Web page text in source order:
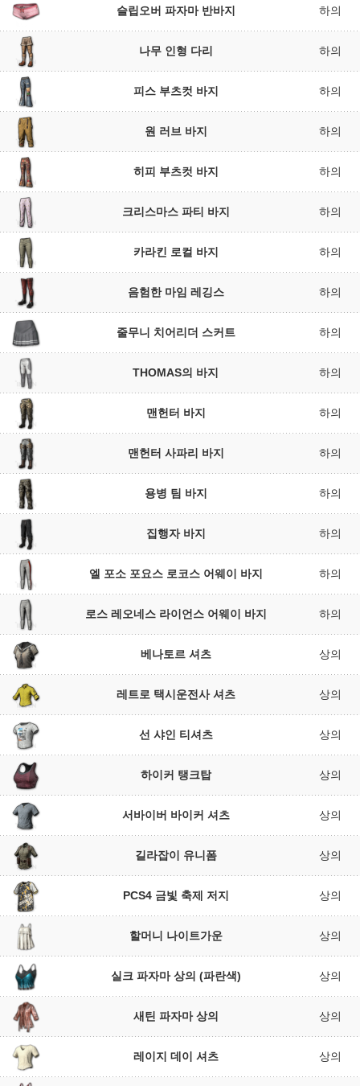
슬립오버 파자마 반바지 하의
나무 인형 다리 하의
피스 부츠컷 바지 하의
원 러브 바지 하의
히피 부츠컷 바지 하의
크리스마스 파티 바지 하의
카라킨 로컬 바지 하의
음험한 마임 레깅스 하의
줄무니 치어리더 스커트 하의
THOMAS의 바지 하의
맨헌터 바지 하의
맨헌터 사파리 바지 하의
용병 팀 바지 하의
집행자 바지 하의
엘 포소 포요스 로코스 어웨이 바지 하의
로스 레오네스 라이언스 어웨이 바지 하의
베나토르 셔츠 상의
레트로 택시운전사 셔츠 상의
선 샤인 티셔츠 상의
하이커 탱크탑 상의
서바이버 바이커 셔츠 상의
길라잡이 유니폼 상의
PCS4 금빛 축제 저지 상의
할머니 나이트가운 상의
실크 파자마 상의 (파란색) 상의
새틴 파자마 상의 상의
레이지 데이 셔츠 상의